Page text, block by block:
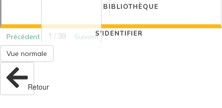
BIBLIOTHÈQUE
S'IDENTIFIER
Précédent 1 / 39
Suivant
Vue normale
Retour